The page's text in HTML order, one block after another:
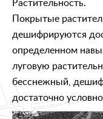
Покрытые
дешифрируются
определенном
луговую
бесснежный,
достаточно